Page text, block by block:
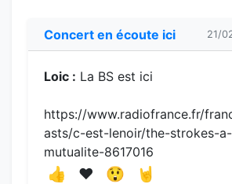
Concert en écoute ici 21/
Loic : La BS est ici
https://www.radiofrance.fr/
asts/c-est-lenoir/the-strokes-
mutualite-8617016
👍 ❤️ 😲 🤘